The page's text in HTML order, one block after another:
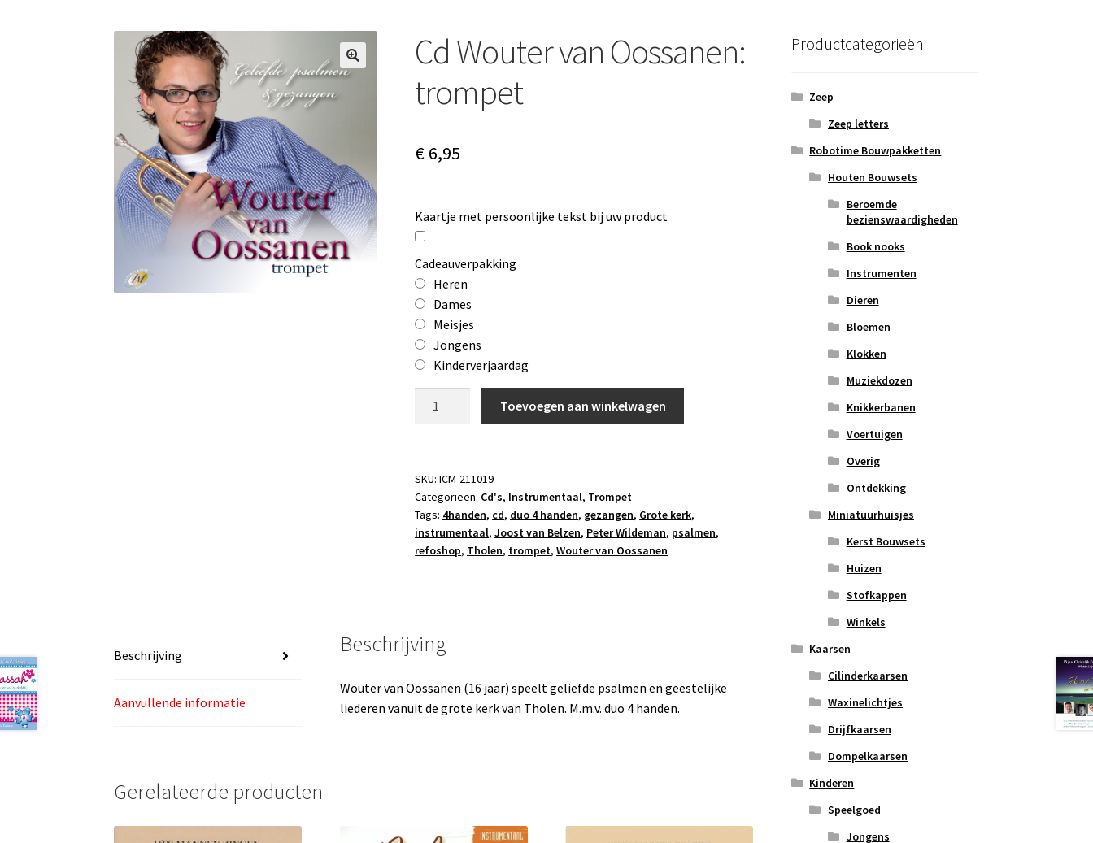
Cd Wouter van Oossanen:
trompet
€ 6,95
Kaartje met persoonlijke tekst bij uw product
Cadeauverpakking
Heren
Dames
Meisjes
Jongens
Kinderverjaardag
trompet
aantal
Toevoegen aan winkelwagen
SKU:ICM-211019
Categorieën: Cd's, Instrumentaal, Trompet
Tags: 4handen, cd, duo 4 handen, gezangen, Grote kerk,
instrumentaal,Joost van Belzen, Peter Wildeman, psalmen,
refoshop, Tholen, trompet,Wouter van Oossanen
Beschrijving
Aanvullende informatie
Beschrijving
Wouter van Oossanen (16 jaar) speelt geliefde psalmen en geestelijke
liederen vanuit de grote kerk van Tholen. M.m.v. duo 4 handen.
Gerelateerde producten
Productcategorieën
Zeep
Zeep letters
Robotime Bouwpakketten
Houten Bouwsets
Beroemde
bezienswaardigheden
Book nooks
Instrumenten
Dieren
Bloemen
Klokken
Muziekdozen
Knikkerbanen
Voertuigen
Overig
Ontdekking
Miniatuurhuisjes
Kerst Bouwsets
Huizen
Stofkappen
Winkels
Kaarsen
Cilinderkaarsen
Waxinelichtjes
Drijfkaarsen
Dompelkaarsen
Kinderen
Speelgoed
Jongens